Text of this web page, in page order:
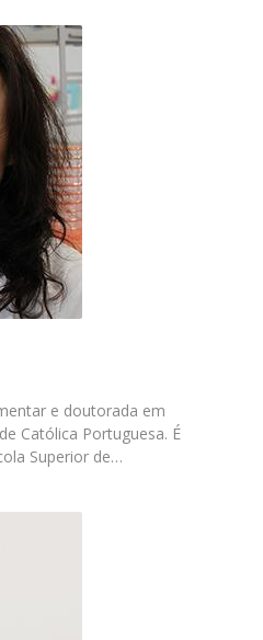
e doutorada em
Católica Portuguesa. É
Superior de…